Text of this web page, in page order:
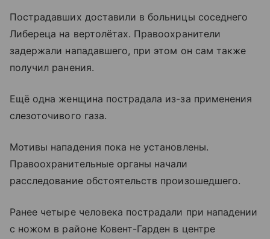
Пострадавших доставили в больницы соседнего
Либереца на вертолётах. Правоохранители
задержали нападавшего, при этом он сам также
получил ранения.
Ещё одна женщина пострадала из-за применения
слезоточивого газа.
Мотивы нападения пока не установлены.
Правоохранительные органы начали
расследование обстоятельств произошедшего.
Ранее четыре человека пострадали при нападении
с ножом в районе Ковент-Гарден в центре